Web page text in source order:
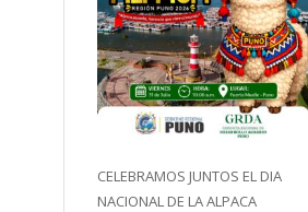
CELEBRAMOS JUNTOS EL DIA
NACIONAL DE LA ALPACA